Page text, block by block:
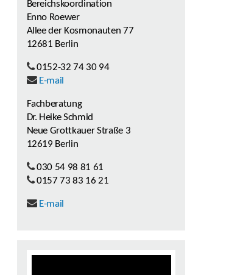
Bereichskoordination
Enno Roewer
Allee der Kosmonauten 77
12681 Berlin
0152-32 74 30 94
E-mail
Fachberatung
Dr. Heike Schmid
Neue Grottkauer Straße 3
12619 Berlin
030 54 98 81 61
0157 73 83 16 21
E-mail